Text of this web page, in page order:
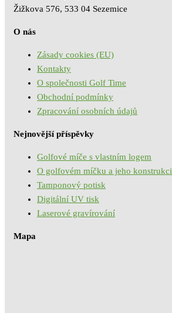
Žižkova 576, 533 04 Sezemice
O nás
Zásady cookies (EU)
Kontakty
O společnosti Golf Time
Obchodní podmínky
Zpracování osobních údajů
Nejnovější příspěvky
Golfové míče s vlastním logem
O golfovém míčku a jeho konstrukci
Tamponový potisk
Digitální UV tisk
Laserové gravírování
Mapa